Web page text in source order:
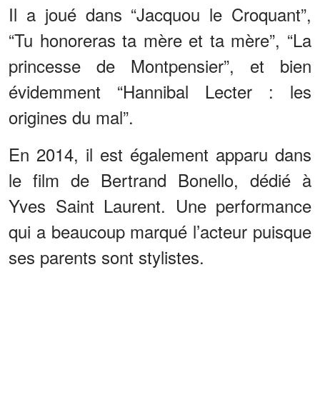
Il a joué dans “Jacquou le Croquant”,
“Tu honoreras ta mère et ta mère”, “La
princesse de Montpensier”, et bien
évidemment “Hannibal Lecter : les
origines du mal”.
En 2014, il est également apparu dans
le film de Bertrand Bonello, dédié à
Yves Saint Laurent. Une performance
qui a beaucoup marqué l’acteur puisque
ses parents sont stylistes.